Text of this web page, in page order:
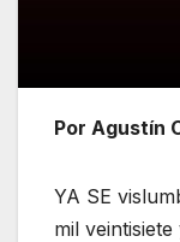
Por Agustín
YA SE
mil